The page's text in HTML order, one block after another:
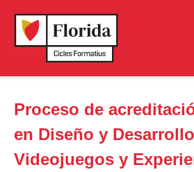
Proceso de
en Diseño y
Videojuegos y